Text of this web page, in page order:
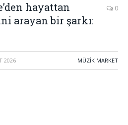
hayattan
arayan bir şarkı:
0
2026 MÜZIK MARKET